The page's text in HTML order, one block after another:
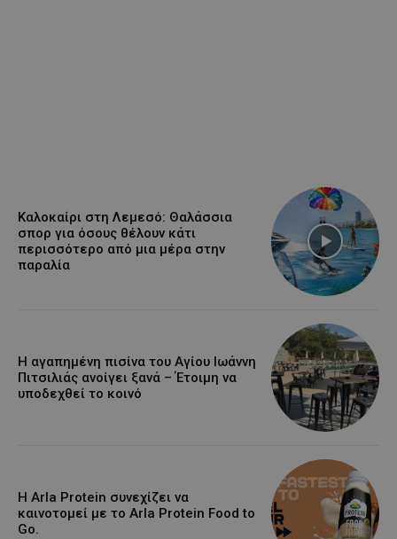
Καλοκαίρι στη Λεμεσό: Θαλάσσια
σπορ για όσους θέλουν κάτι
περισσότερο από μια μέρα στην
παραλία
Η αγαπημένη πισίνα του Αγίου Ιωάννη
Πιτσιλιάς ανοίγει ξανά – Έτοιμη να
υποδεχθεί το κοινό
Η Arla Protein συνεχίζει να
καινοτομεί με το Arla Protein Food to
Go.